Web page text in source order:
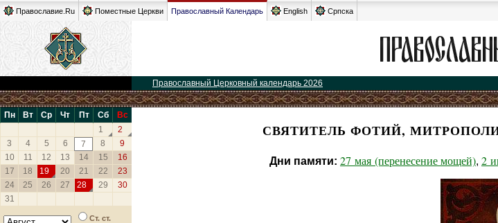
Православие.Ru Поместные Церкви Православный Календарь English Српска
Православный Церковный календарь 2026
Пн Вт Ср Чт Пт Сб
Вс
1
2
3
4 5 6 7 8
9
10
11 12 13 14 15
16
17
18 19 20 21 22
23
24
25 26 27 28 29
30
31
Ст. ст.
СВЯТИТЕЛЬ ФОТИЙ,
Дни памяти: 27 мая (перенесение мощей), 2